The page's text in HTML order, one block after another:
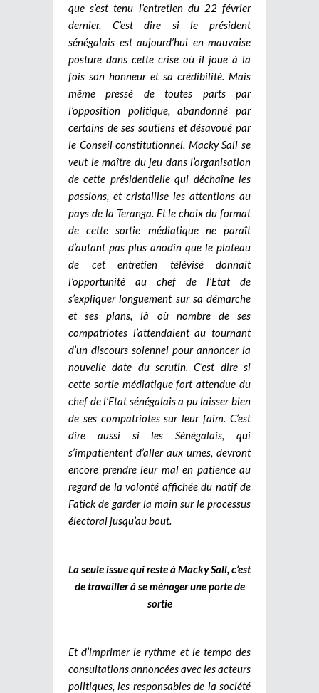
que s’est tenu l’entretien du 22 février
dernier. C’est dire si le président
sénégalais est aujourd’hui en mauvaise
posture dans cette crise où il joue à la
fois son honneur et sa crédibilité. Mais
même pressé de toutes parts par
l’opposition politique, abandonné par
certains de ses soutiens et désavoué par
le Conseil constitutionnel, Macky Sall se
veut le maître du jeu dans l’organisation
de cette présidentielle qui déchaîne les
passions, et cristallise les attentions au
pays de la Teranga. Et le choix du format
de cette sortie médiatique ne paraît
d’autant pas plus anodin que le plateau
de cet entretien télévisé donnait
l’opportunité au chef de l’Etat de
s’expliquer longuement sur sa démarche
et ses plans, là où nombre de ses
compatriotes l’attendaient au tournant
d’un discours solennel pour annoncer la
nouvelle date du scrutin. C’est dire si
cette sortie médiatique fort attendue du
chef de l’Etat sénégalais a pu laisser bien
de ses compatriotes sur leur faim. C’est
dire aussi si les Sénégalais, qui
s’impatientent d’aller aux urnes, devront
encore prendre leur mal en patience au
regard de la volonté affichée du natif de
Fatick de garder la main sur le processus
électoral jusqu’au bout.
La seule issue qui reste à Macky Sall, c’est
de travailler à se ménager une porte de
sortie
Et d’imprimer le rythme et le tempo des
consultations annoncées avec les acteurs
politiques, les responsables de la société